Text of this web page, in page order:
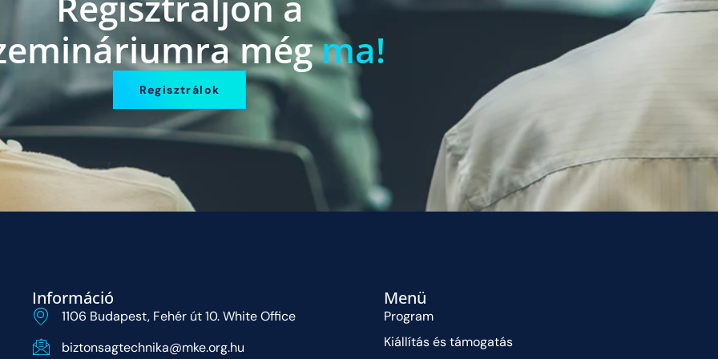
mégma!
Regisztrálok
Információ
1106 Budapest, Fehér út 10. White Office
biztonsagtechnika@mke.org.hu
Menü
Program
Kiállítás és támogatás